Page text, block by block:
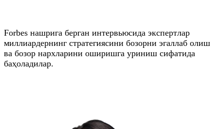
Forbes нашрига берган интервьюсида экспертлар
миллиардернинг стратегиясини бозорни эгаллаб олиш
ва бозор нархларини оширишга уриниш сифатида
баҳоладилар.